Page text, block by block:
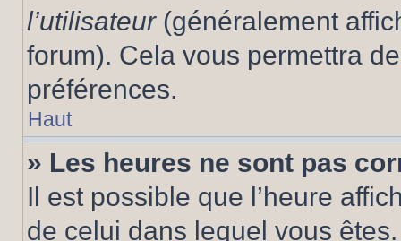
l’utilisateur(généralement
forum). Cela vous permettra
préférences.
Haut
» Les heures ne sont pas
Il est possible que l’heure
de celui dans lequel vous